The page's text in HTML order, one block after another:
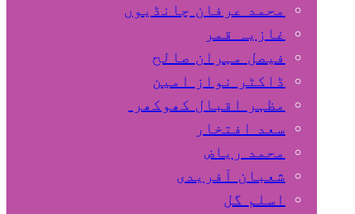
محمد عرفان چانڈیوں
غازیہ قمر
فیصل مہران صالح
ڈاکٹر نواز امین
مظہر اقبال کھوکھر
سعد افتخار
محمد ریاض
شعبان آفریدی
اسلم گل